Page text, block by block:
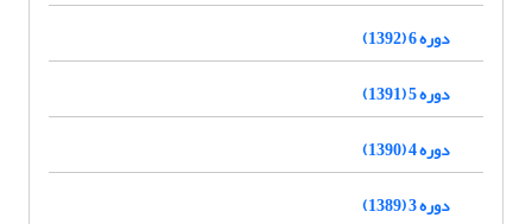
دوره 6 (1392)
دوره 5 (1391)
دوره 4 (1390)
دوره 3 (1389)